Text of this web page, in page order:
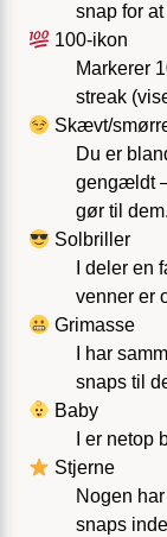
snap for
100-ikon
Markerer
streak
Skævt/
Du er
gengældt
gør til dem.
Solbriller
I deler
venner er
Grimasse
I har
snaps til
Baby
I er netop
Stjerne
Nogen
snaps